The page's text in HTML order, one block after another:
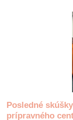
Posledné
prípravného